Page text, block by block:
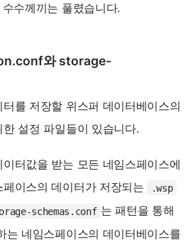
수께끼는 풀렸습니다.
와 storage-
를 저장할 위스퍼 데이터베이스의
설정 파일들이 있습니다.
터값을 받는 모든 네임스페이스에
이스의 데이터가 저장되는
.wsp
schemas.conf 는 패턴을 통해
는 네임스페이스의 데이터베이스를